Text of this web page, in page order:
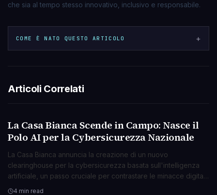
che sia al tempo stesso innovativo, inclusivo e responsabile.
COME È NATO QUESTO ARTICOLO +
Articoli Correlati
TECNOLOGIA
La Casa Bianca Scende in Campo: Nasce il
Polo AI per la Cybersicurezza Nazionale
La Casa Bianca annuncia la creazione di un nuovo
clearinghouse per la cybersicurezza basata sull'intelligenza
artificiale, un passo cruciale per contrastare le minacce digitali
emergenti.
4 min read